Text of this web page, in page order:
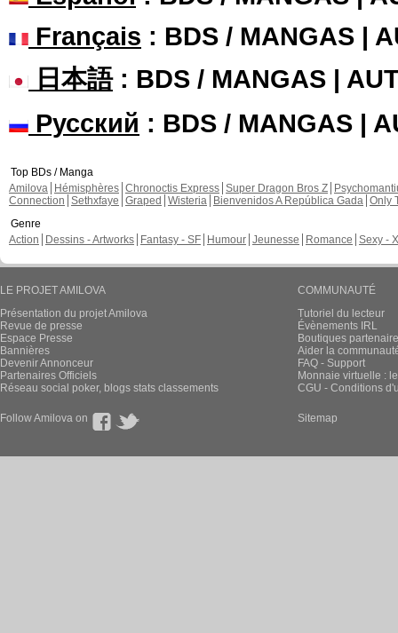
Français : BDS / MANGAS |
日本語: BDS / MANGAS |
Русский : BDS / MANGAS |
Top BDs / Manga
Amilova
Hémisphères Chronoctis Express Super Dragon Bros Z
Connection Sethxfaye Graped Wisteria Bienvenidos A República Gada Only
Genre
Action
Dessins - Artworks Fantasy - SF Humour Jeunesse Romance Sexy -
LE PROJET AMILOVA
Présentation du projet Amilova
Revue de presse
Espace Presse
Bannières
Devenir Annonceur
Partenaires Officiels
Réseau social poker, blogs stats classements
COMMUNAUTÉ
Tutoriel du lecteur
Évènements IRL
Boutiques
Aider la
FAQ - Support
Monnaie virtuelle :
CGU - Conditions
Follow Amilova on Sitemap